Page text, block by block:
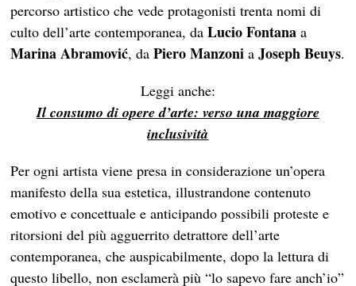
percorso artistico che vede protagonisti trenta nomi di
culto dell’arte contemporanea, daLucio Fontana a
Marina Abramović, da Piero Manzoni aJoseph Beuys.
Leggi anche:
Il consumo di opere d’arte: verso una maggiore
inclusività
Per ogni artista viene presa in considerazione un’opera
manifesto della sua estetica, illustrandone contenuto
emotivo e concettuale e anticipando possibili proteste e
ritorsioni del più agguerrito detrattore dell’arte
contemporanea, che auspicabilmente, dopo la lettura di
questo libello, non esclamerà più “lo sapevo fare anch’io”